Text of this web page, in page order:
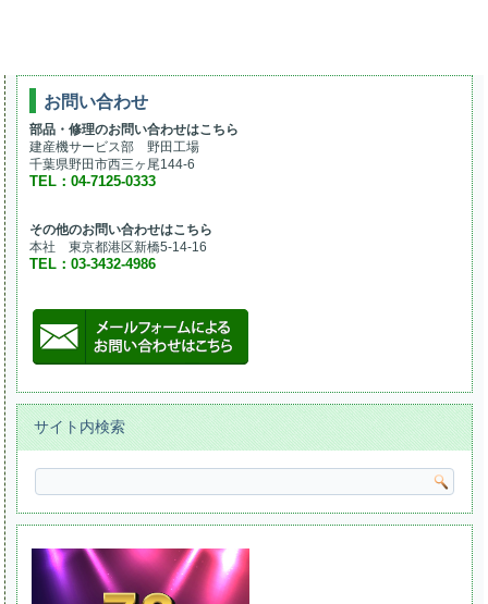
お問い合わせ
部品・修理のお問い合わせはこちら
建産機サービス部 野田工場
千葉県野田市西三ヶ尾144-6
TEL：04-7125-0333
その他のお問い合わせはこちら
本社 東京都港区新橋5-14-16
TEL：03-3432-4986
サイト内検索